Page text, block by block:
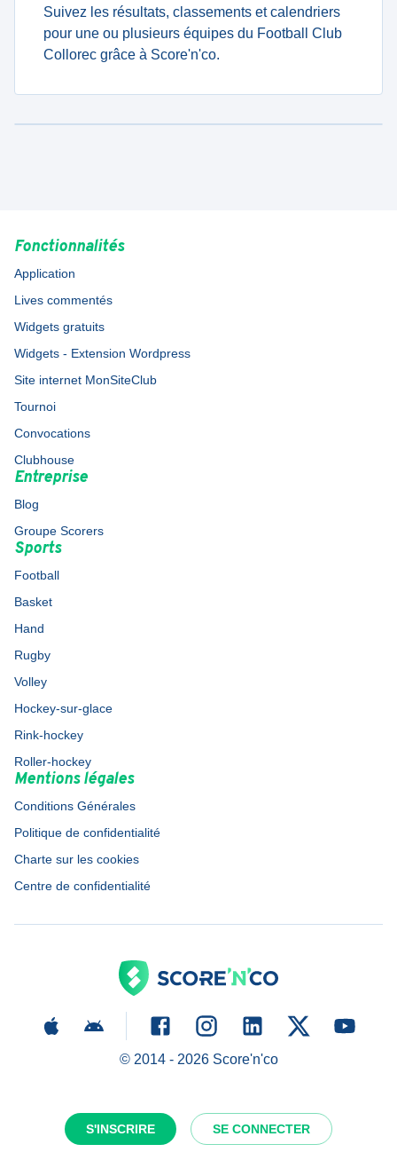
S'INSCRIRE SE CONNECTER
Suivez les résultats, classements et calendriers
pour une ou plusieurs équipes du Football Club
Collorec grâce à Score'n'co.
Fonctionnalités
Application
Lives commentés
Widgets gratuits
Widgets - Extension Wordpress
Site internet MonSiteClub
Tournoi
Convocations
Clubhouse
Entreprise
Blog
Groupe Scorers
Sports
Football
Basket
Hand
Rugby
Volley
Hockey-sur-glace
Rink-hockey
Roller-hockey
Mentions légales
Conditions Générales
Politique de confidentialité
Charte sur les cookies
Centre de confidentialité
© 2014 - 2026Score'n'co